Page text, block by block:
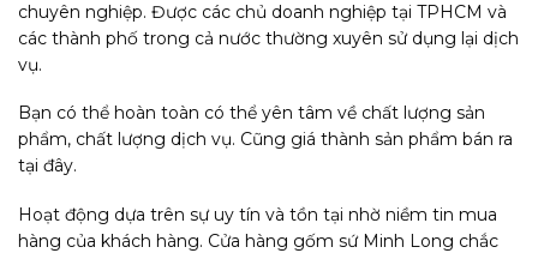
chuyên nghiệp. Được các chủ doanh nghiệp tại TPHCM và
các thành phố trong cả nước thường xuyên sử dụng lại dịch
vụ.
Bạn có thể hoàn toàn có thể yên tâm về chất lượng sản
phẩm, chất lượng dịch vụ. Cũng giá thành sản phẩm bán ra
tại đây.
Hoạt động dựa trên sự uy tín và tồn tại nhờ niềm tin mua
hàng của khách hàng. Cửa hàng gốm sứ Minh Long chắc